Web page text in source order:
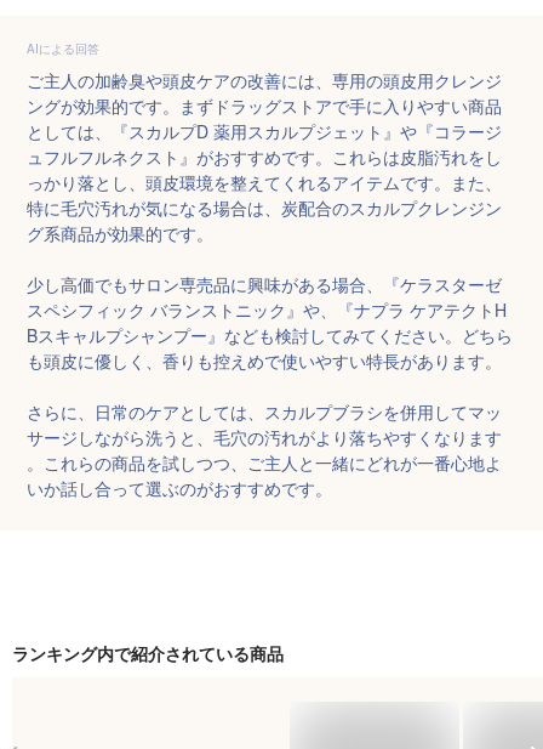
AIによる回答
ご主人の加齢臭や頭皮ケアの改善には、専用の頭皮用クレンジ
ングが効果的です。まずドラッグストアで手に入りやすい商品
としては、『スカルプD 薬用スカルプジェット』や『コラージ
ュフルフルネクスト』がおすすめです。これらは皮脂汚れをし
っかり落とし、頭皮環境を整えてくれるアイテムです。また、
特に毛穴汚れが気になる場合は、炭配合のスカルプクレンジン
グ系商品が効果的です。
少し高価でもサロン専売品に興味がある場合、『ケラスターゼ
スペシフィック バランストニック』や、『ナプラ ケアテクトH
Bスキャルプシャンプー』なども検討してみてください。どちら
も頭皮に優しく、香りも控えめで使いやすい特長があります。
さらに、日常のケアとしては、スカルプブラシを併用してマッ
サージしながら洗うと、毛穴の汚れがより落ちやすくなります
。これらの商品を試しつつ、ご主人と一緒にどれが一番心地よ
いか話し合って選ぶのがおすすめです。
ランキング内で紹介されている商品